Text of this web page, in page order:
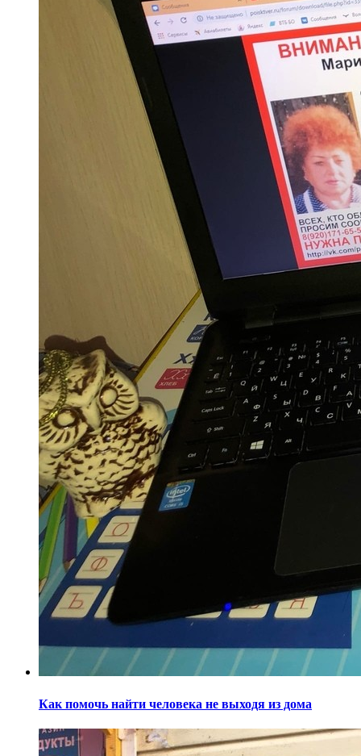
Как помочь найти человека не выходя из дома